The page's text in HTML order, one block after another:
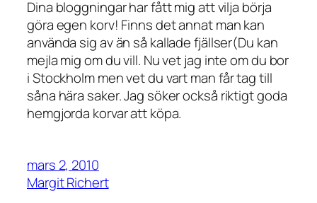
Dina bloggningar har fått mig att vilja börja
göra egen korv! Finns det annat man kan
använda sig av än så kallade fjällser(Du kan
mejla mig om du vill. Nu vet jag inte om du bor
i Stockholm men vet du vart man får tag till
såna hära saker. Jag söker också riktigt goda
hemgjorda korvar att köpa.
mars 2, 2010
Margit Richert